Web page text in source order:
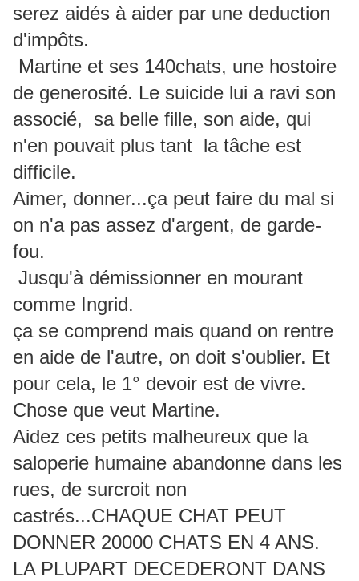
serez aidés à aider par une deduction
d'impôts.
Martine et ses 140chats, une hostoire
de generosité. Le suicide lui a ravi son
associé, sa belle fille, son aide, qui
n'en pouvait plus tant la tâche est
difficile.
Aimer, donner...ça peut faire du mal si
on n'a pas assez d'argent, de garde-
fou.
Jusqu'à démissionner en mourant
comme Ingrid.
ça se comprend mais quand on rentre
en aide de l'autre, on doit s'oublier. Et
pour cela, le 1° devoir est de vivre.
Chose que veut Martine.
Aidez ces petits malheureux que la
saloperie humaine abandonne dans les
rues, de surcroit non
castrés...CHAQUE CHAT PEUT
DONNER 20000 CHATS EN 4 ANS.
LA PLUPART DECEDERONT DANS